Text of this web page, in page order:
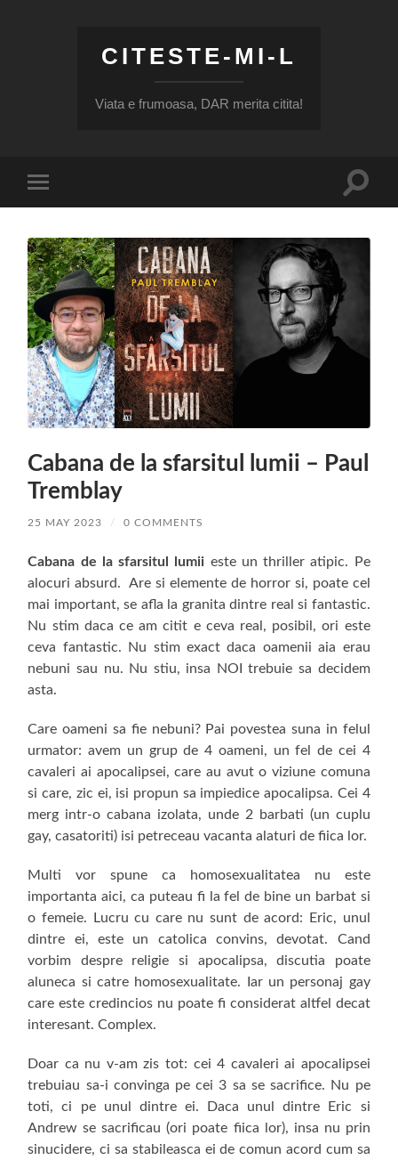
CITESTE-MI-L
Viata e frumoasa, DAR merita citita!
mobile
Toggle
Cabana de la sfarsitul lumii – Paul
Tremblay
25 MAY 2023 / 0 COMMENTS
Cabana de la sfarsitul lumii este un thriller atipic. Pe
alocuri absurd. Are si elemente de horror si, poate cel
mai important, se afla la granita dintre real si fantastic.
Nu stim daca ce am citit e ceva real, posibil, ori este
ceva fantastic. Nu stim exact daca oamenii aia erau
nebuni sau nu. Nu stiu, insa NOI trebuie sa decidem
asta.
Care oameni sa fie nebuni? Pai povestea suna in felul
urmator: avem un grup de 4 oameni, un fel de cei 4
cavaleri ai apocalipsei, care au avut o viziune comuna
si care, zic ei, isi propun sa impiedice apocalipsa. Cei 4
merg intr-o cabana izolata, unde 2 barbati (un cuplu
gay, casatoriti) isi petreceau vacanta alaturi de fiica lor.
Multi vor spune ca homosexualitatea nu este
importanta aici, ca puteau fi la fel de bine un barbat si
o femeie. Lucru cu care nu sunt de acord: Eric, unul
dintre ei, este un catolica convins, devotat. Cand
vorbim despre religie si apocalipsa, discutia poate
aluneca si catre homosexualitate. Iar un personaj gay
care este credincios nu poate fi considerat altfel decat
interesant. Complex.
Doar ca nu v-am zis tot: cei 4 cavaleri ai apocalipsei
trebuiau sa-i convinga pe cei 3 sa se sacrifice. Nu pe
toti, ci pe unul dintre ei. Daca unul dintre Eric si
Andrew se sacrificau (ori poate fiica lor), insa nu prin
sinucidere, ci sa stabileasca ei de comun acord cum sa